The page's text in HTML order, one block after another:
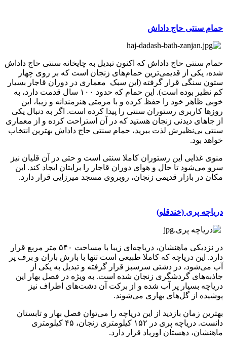
حمام سنتی حاج داداش
حمام سنتی حاج داداش که اکنون تبدیل به چایخانه سنتی حاج داداش
شده، یکی از قدیمی‌ترین حمام‌های زنجان است که بر روی چهار
ستون سنگی قرار گرفته (این سبک معماری در دوران قاجار بسیار
کم نظیر بوده است). این حمام که حدود ۱۰۰ سال قدمت دارد، به
خوبی ظاهر خود را حفظ کرده و با مرمتی هنرمندانه و زیبا، این
روزها کاربری رستوران سنتی را پیدا کرده است. اگر به دنبال یکی
از جاهای دیدنی زنجان هستید که در آن استراحت کرده و از معماری
سنتی بی‌نظیرش لذت ببرید، حمام سنتی حاج داداش بهترین انتخاب
خواهد بود.
منوی غذایی این رستوران کاملا سنتی است و حتی در آن قلیان نیز
سرو می‌شود تا حال و هوای دوران قاجار را برایتان ایجاد کند.­ این
مکان در بازار قدیمی زنجان، روبروی مسجد میرزایی قرار دارد.
دریاچه پری (خندقلو)
در نزدیکی ماهنشان، دریاچه‌ای زیبا با مساحت ۵۴۰ متر مربع قرار
دارد. این دریاچه که کاملا طبیعی است تنها با بارش باران و برف پر
آب می‌شود، در دشتی سرسبز قرار گرفته و تبدیل به یکی از
جاذبه‌های گردشگری زنجان شده است. به ویژه در فصل بهار این
دریاچه بسیار پر آب شده و از برکت آن دشت‌های اطراف نیز
پوشیده از گل‌‎های بهاری می‌شوند.
بهترین زمان بازدید از این دریاچه را می‌توان فصل بهار و تابستان
دانست. دریاچه پری در ۱۵۲ کیلومتری زنجان، ۴۵ کیلومتری
ماهنشان، دهستان اوریاد قرار دارد.